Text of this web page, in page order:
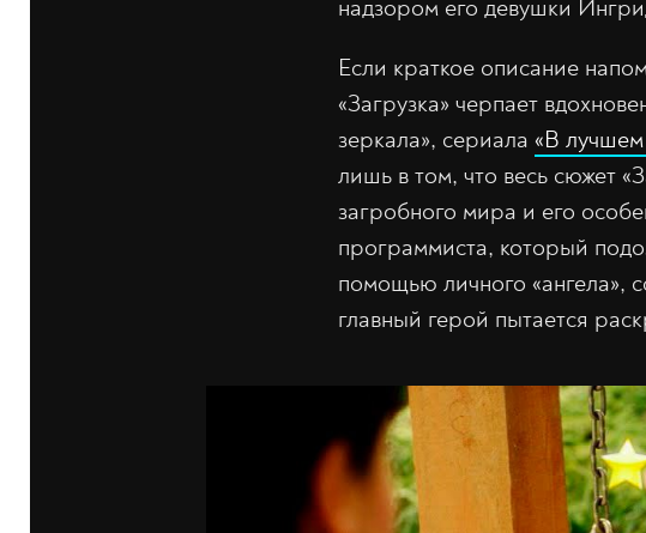
надзором его девушки
Если краткое описание
«Загрузка» черпает
зеркала», сериала «В лучшем
лишь в том, что весь сюжет
загробного мира и его
программиста, который
помощью личного «ангела»,
главный герой пытается